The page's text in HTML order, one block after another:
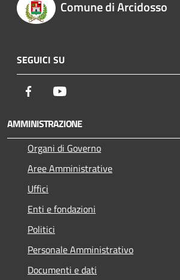
Comune di Arcidosso
SEGUICI SU
Facebook
AMMINISTRAZIONE
Organi di Governo
Aree Amministrative
Uffici
Enti e fondazioni
Politici
Personale Amministrativo
Documenti e dati